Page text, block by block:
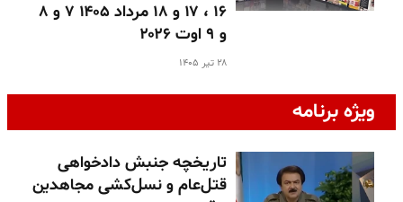
۱۶ ، ۱۷ و ۱۸ مرداد ۱۴۰۵ ۷ و ۸
و ۹ اوت ۲۰۲۶
۲۸ تیر ۱۴۰۵
ویژه برنامه
تاریخچه جنبش دادخواهی
قتل‌عام و نسل‌کشی مجاهدین